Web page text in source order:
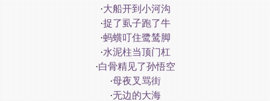
·大船开到小河沟
·捉了虱子跑了牛
·蚂蟥叮住鹭鸶脚
·水泥柱当顶门杠
·白骨精见了孙悟空
·母夜叉骂街
·无边的大海